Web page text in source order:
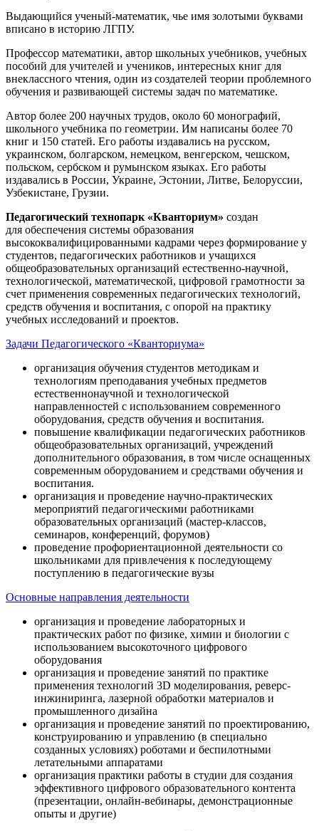
Выдающийся ученый-математик, чье имя золотыми буквами
вписано в историю ЛГПУ.
Профессор математики, автор школьных учебников, учебных
пособий для учителей и учеников, интересных книг для
внеклассного чтения, один из создателей теории проблемного
обучения и развивающей системы задач по математике.
Автор более 200 научных трудов, около 60 монографий,
школьного учебника по геометрии. Им написаны более 70
книг и 150 статей. Его работы издавались на русском,
украинском, болгарском, немецком, венгерском, чешском,
польском, сербском и румынском языках. Его работы
издавались в России, Украине, Эстонии, Литве, Белоруссии,
Узбекистане, Грузии.
Педагогический технопарк «Кванториум» создан
для обеспечения системы образования
высококвалифицированными кадрами через формирование у
студентов, педагогических работников и учащихся
общеобразовательных организаций естественно-научной,
технологической, математической, цифровой грамотности за
счет применения современных педагогических технологий,
средств обучения и воспитания, с опорой на практику
учебных исследований и проектов.
Задачи Педагогического «Кванториума»
организация обучения студентов методикам и
технологиям преподавания учебных предметов
естественнонаучной и технологической
направленностей с использованием современного
оборудования, средств обучения и воспитания.
повышение квалификации педагогических работников
общеобразовательных организаций, учреждений
дополнительного образования, в том числе оснащенных
современным оборудованием и средствами обучения и
воспитания.
организация и проведение научно-практических
мероприятий педагогическими работниками
образовательных организаций (мастер-классов,
семинаров, конференций, форумов)
проведение профориентационной деятельности со
школьниками для привлечения к последующему
поступлению в педагогические вузы
Основные направления деятельности
организация и проведение лабораторных и
практических работ по физике, химии и биологии с
использованием высокоточного цифрового
оборудования
организация и проведение занятий по практике
применения технологий 3D моделирования, реверс-
инжиниринга, лазерной обработки материалов и
промышленного дизайна
организация и проведение занятий по проектированию,
конструированию и управлению (в специально
созданных условиях) роботами и беспилотными
летательными аппаратами
организация практики работы в студии для создания
эффективного цифрового образовательного контента
(презентации, онлайн-вебинары, демонстрационные
опыты и другие)